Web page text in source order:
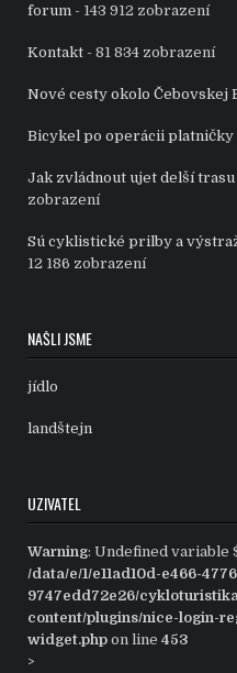
forum - 143 912 zobrazení
Kontakt - 81 834 zobrazení
Nové cesty okolo Čebovskej
Bicykel po operácii platničky
Jak zvládnout ujet delší
zobrazení
Sú cyklistické prilby a
12 186 zobrazení
NAŠLI JSME
jídlo
landštejn
UZIVATEL
Warning: Undefined variable
/data/e/1/e11ad10d-e466-
9747edd72e26/
content/plugins/nice-login-
widget.php on line453
>